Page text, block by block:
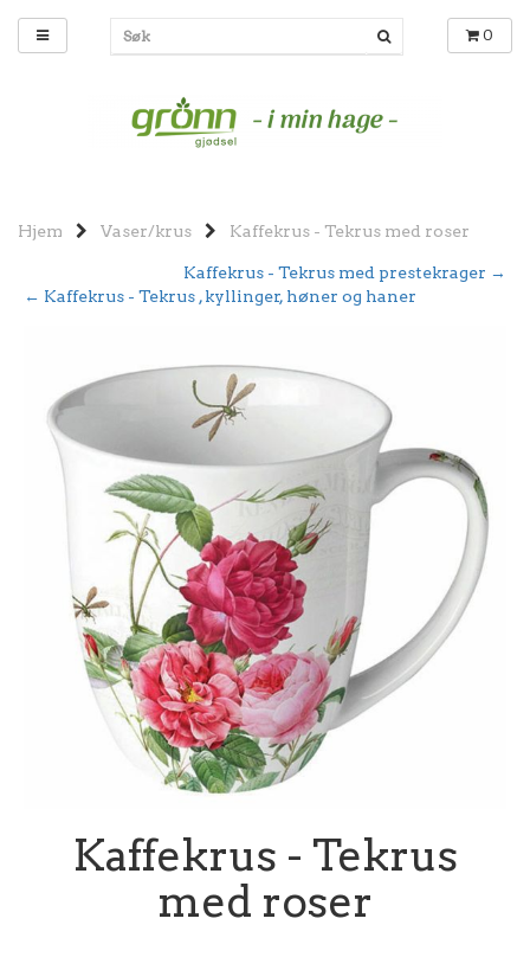
0
Hjem Vaser/krus Kaffekrus - Tekrus med roser
Kaffekrus - Tekrus med prestekrager →
← Kaffekrus - Tekrus , kyllinger, høner og haner
Kaffekrus - Tekrus
med roser